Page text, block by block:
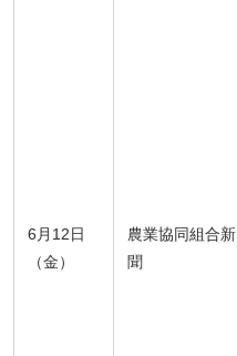
6月12日
（金）
農業協同組合新
聞